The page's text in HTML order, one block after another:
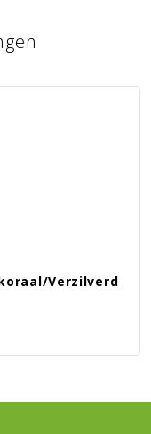
verzilverd